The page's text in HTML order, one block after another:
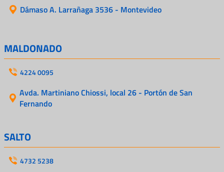
Dámaso A. Larrañaga 3536 - Montevideo
MALDONADO
4224 0095
Avda. Martiniano Chiossi, local 26 - Portón de San
Fernando
SALTO
4732 5238